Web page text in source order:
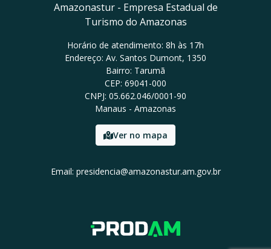
Amazonastur - Empresa Estadual de
Turismo do Amazonas
Horário de atendimento: 8h às 17h
Endereço: Av. Santos Dumont, 1350
Bairro: Tarumã
CEP: 69041-000
CNPJ: 05.662.046/0001-90
Manaus - Amazonas
Ver no mapa
Email: presidencia@amazonastur.am.gov.br